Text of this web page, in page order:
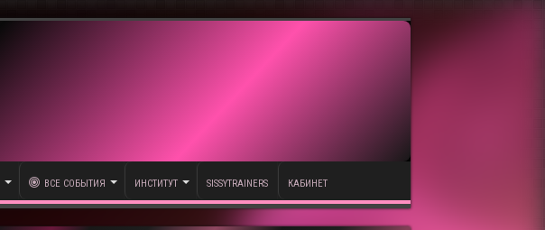
ВСЕ СОБЫТИЯ ИНСТИТУТ SISSYTRAINERS КАБИНЕТ